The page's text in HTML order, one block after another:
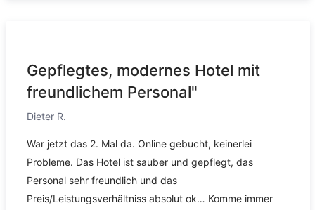
Gepflegtes, modernes Hotel mit
freundlichem Personal"
Dieter R.
War jetzt das 2. Mal da. Online gebucht, keinerlei
Probleme. Das Hotel ist sauber und gepflegt, das
Personal sehr freundlich und das
Preis/Leistungsverhältniss absolut ok… Komme immer